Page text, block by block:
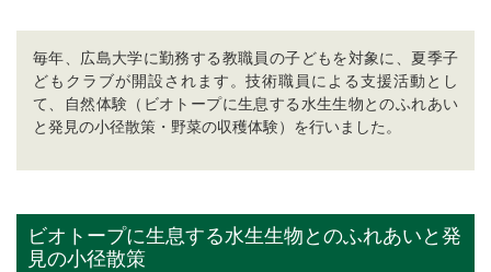
毎年、広島大学に勤務する教職員の子どもを対象に、夏季子
どもクラブが開設されます。技術職員による支援活動とし
て、自然体験（ビオトープに生息する水生生物とのふれあい
と発見の小径散策・野菜の収穫体験）を行いました。
ビオトープに生息する水生生物とのふれあいと発
見の小径散策